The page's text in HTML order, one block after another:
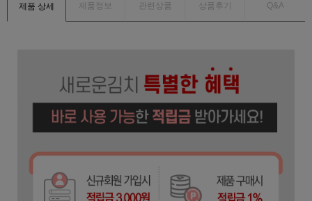
제품 상세 제품정보 관련상품 상품후기 Q&A